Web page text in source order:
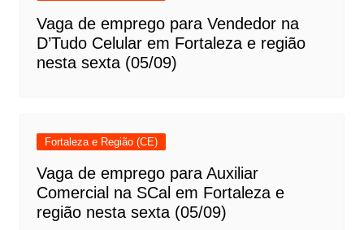
Vaga de emprego para Vendedor na
D’Tudo Celular em Fortaleza e região
nesta sexta (05/09)
Fortaleza e Região (CE)
Vaga de emprego para Auxiliar
Comercial na SCal em Fortaleza e
região nesta sexta (05/09)